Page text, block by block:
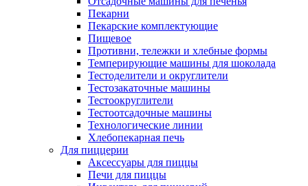
Пекарни
Пекарские комплектующие
Пищевое
Противни, тележки и хлебные формы
Темперирующие машины для шоколада
Тестоделители и округлители
Тестозакаточные машины
Тестоокруглители
Тестоотсадочные машины
Технологические линии
Хлебопекарная печь
Для пиццерии
Аксессуары для пиццы
Печи для пиццы